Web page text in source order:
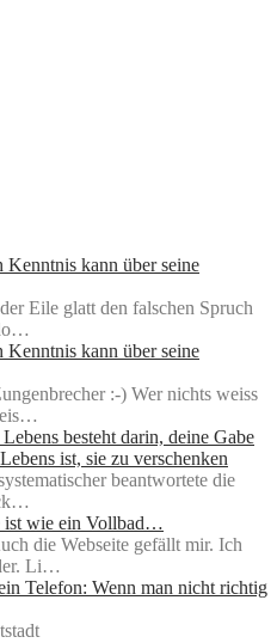
Kenntnis kann über seine
Eile glatt den falschen Spruch
Kenntnis kann über seine
:-) Wer nichts weiss
besteht darin, deine Gabe
ist, sie zu verschenken
beantwortete die
ist wie ein Vollbad…
die Webseite gefällt mir. Ich
Li…
Telefon: Wenn man nicht richtig